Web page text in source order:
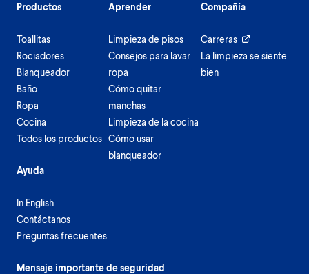
Productos
Toallitas
Rociadores
Blanqueador
Baño
Ropa
Cocina
Todos los productos
Aprender
Limpieza de pisos
Consejos para lavar
ropa
Cómo quitar
manchas
Limpieza de la cocina
Cómo usar
blanqueador
Compañía
Carreras
La limpieza se siente
bien
Ayuda
In English
Contáctanos
Preguntas frecuentes
Mensaje importante de seguridad